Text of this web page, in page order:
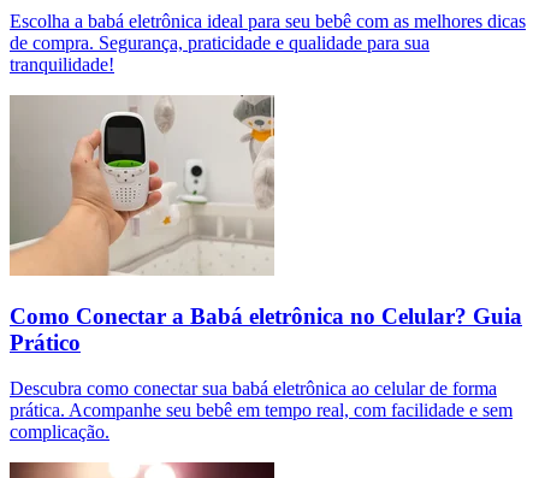
Escolha a babá eletrônica ideal para seu bebê com as melhores dicas
de compra. Segurança, praticidade e qualidade para sua
tranquilidade!
Como Conectar a Babá eletrônica no Celular? Guia
Prático
Descubra como conectar sua babá eletrônica ao celular de forma
prática. Acompanhe seu bebê em tempo real, com facilidade e sem
complicação.